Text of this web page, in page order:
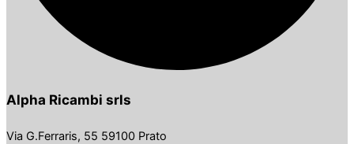
Alpha Ricambi srls
Via G.Ferraris, 55 59100 Prato